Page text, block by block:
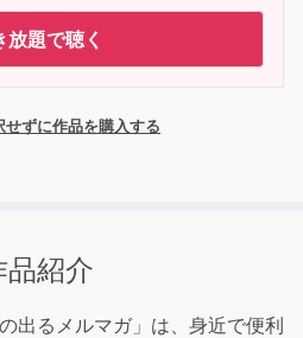
放題で聴く
せずに作品を購入する
品紹介
出るメルマガ」は、身近で便利